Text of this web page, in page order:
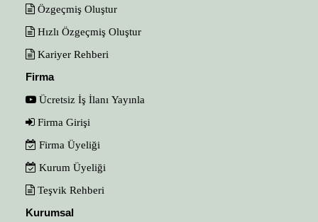
Özgeçmiş Oluştur
Hızlı Özgeçmiş Oluştur
Kariyer Rehberi
Firma
Ücretsiz İş İlanı Yayınla
Firma Girişi
Firma Üyeliği
Kurum Üyeliği
Teşvik Rehberi
Kurumsal